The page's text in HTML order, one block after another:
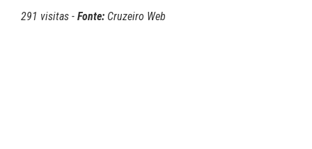
291 visitas - Fonte: Cruzeiro Web